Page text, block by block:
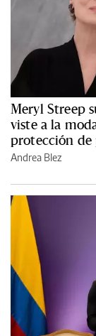
Meryl Streep
viste a la
protección de
Andrea Blez